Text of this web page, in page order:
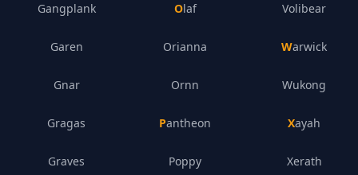
Gangplank
Garen
Gnar
Gragas
Graves
Olaf
Orianna
Ornn
Pantheon
Poppy
Volibear
Warwick
Wukong
Xayah
Xerath